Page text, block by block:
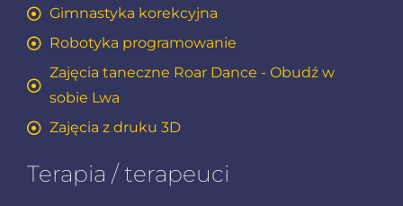
Gimnastyka korekcyjna
Robotyka programowanie
Zajęcia taneczne Roar Dance - Obudź w
sobie Lwa
Zajęcia z druku 3D
Terapia / terapeuci